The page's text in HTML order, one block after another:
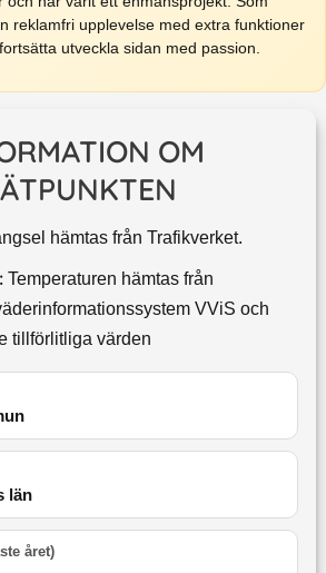
reklamfri upplevelse med extra funktioner
utveckla sidan med passion.
OM
hämtas från Trafikverket.
Temperaturen hämtas från
VViS och
tillförlitliga värden
län
året)